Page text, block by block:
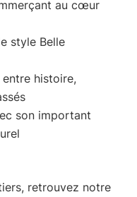
au cœur
style Belle
entre histoire,
son important
retrouvez notre